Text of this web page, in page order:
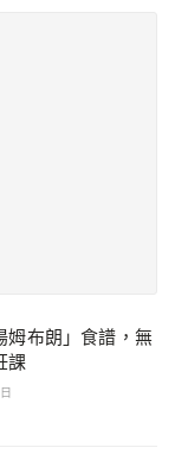
姆布朗」食譜，無
課